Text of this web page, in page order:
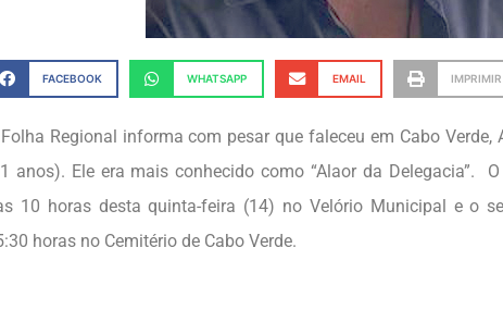
FACEBOOK WHATSAPP EMAIL IMPRIMIR
Regional informa com pesar que faleceu em Cabo Verde,
anos). Ele era mais conhecido como “Alaor da Delegacia”.
10 horas desta quinta-feira (14) no Velório Municipal e o
horas no Cemitério de Cabo Verde.